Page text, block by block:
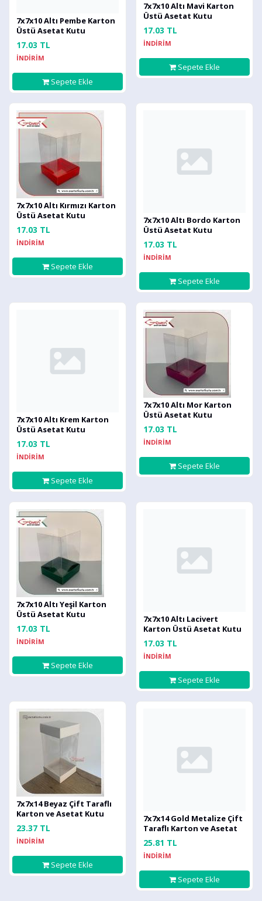
7x7x10 Altı Pembe Karton
Üstü Asetat Kutu
17.03 TL
İNDİRİM
Sepete Ekle
7x7x10 Altı Mavi Karton
Üstü Asetat Kutu
17.03 TL
İNDİRİM
Sepete Ekle
7x7x10 Altı Kırmızı Karton
Üstü Asetat Kutu
17.03 TL
İNDİRİM
Sepete Ekle
7x7x10 Altı Bordo Karton
Üstü Asetat Kutu
17.03 TL
İNDİRİM
Sepete Ekle
7x7x10 Altı Krem Karton
Üstü Asetat Kutu
17.03 TL
İNDİRİM
Sepete Ekle
7x7x10 Altı Mor Karton
Üstü Asetat Kutu
17.03 TL
İNDİRİM
Sepete Ekle
7x7x10 Altı Yeşil Karton
Üstü Asetat Kutu
17.03 TL
İNDİRİM
Sepete Ekle
7x7x10 Altı Lacivert
Karton Üstü Asetat Kutu
17.03 TL
İNDİRİM
Sepete Ekle
7x7x14 Beyaz Çift Taraflı
Karton ve Asetat Kutu
23.37 TL
İNDİRİM
Sepete Ekle
7x7x14 Gold Metalize Çift
Taraflı Karton ve Asetat
Kutu
25.81 TL
İNDİRİM
Sepete Ekle